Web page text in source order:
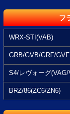
フ
WRX-STI(VAB)
GRB/GVB/GRF/GVF
S4/レヴォーグ(VAG/
BRZ/86(ZC6/ZN6)